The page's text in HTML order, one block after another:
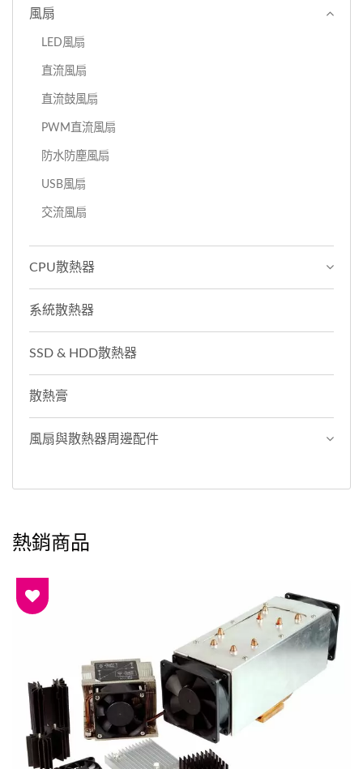
風扇
LED風扇
直流風扇
直流鼓風扇
PWM直流風扇
防水防塵風扇
USB風扇
交流風扇
CPU散熱器
系統散熱器
SSD & HDD散熱器
散熱膏
風扇與散熱器周邊配件
熱銷商品